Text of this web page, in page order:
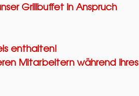
Grillbuffet in Anspruch
enthalten!
Mitarbeitern während Ihres